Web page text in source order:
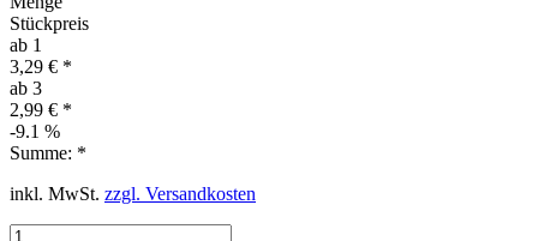
Stückpreis
ab 1
3,29 € *
ab 3
2,99 € *
-9.1 %
Summe: *
inkl. MwSt. zzgl. Versandkosten